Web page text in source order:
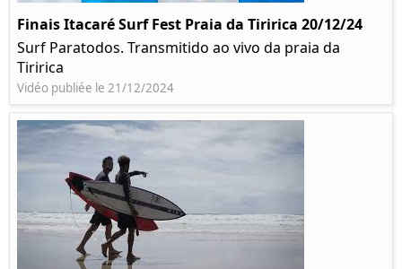
Finais Itacaré Surf Fest Praia da Tiririca 20/12/24
Surf Paratodos. Transmitido ao vivo da praia da
Tiririca
Vidéo publiée le 21/12/2024